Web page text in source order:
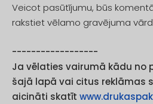
Veicot pasūtījumu, būs
rakstiet vēlamo gravējuma
------------------
Ja vēlaties vairumā kādu no
šajā lapā vai citus reklāmas
aicināti skatīt